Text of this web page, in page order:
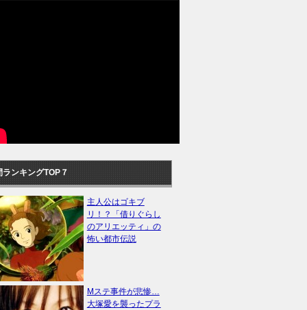
ランキングTOP７
主人公はゴキブ
リ！？「借りぐらし
のアリエッティ」の
怖い都市伝説
Mステ事件が悲惨…
大塚愛を襲ったプラ